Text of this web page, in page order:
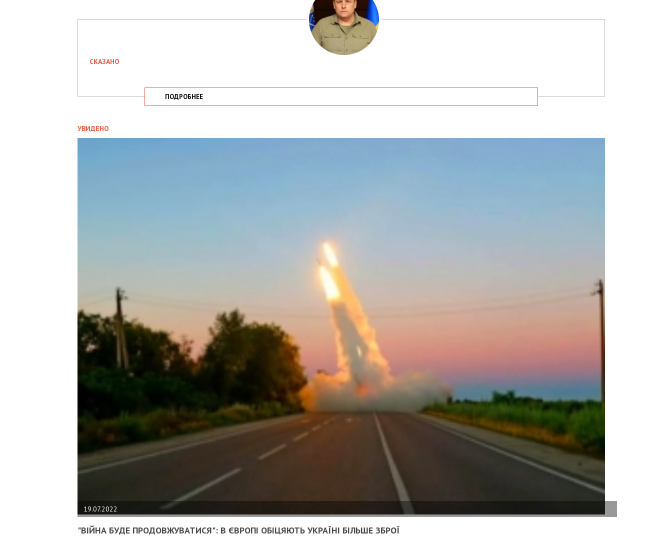
СКАЗАНО
ПОДРОБНЕЕ
УВИДЕНО
19.07.2022
"ВІЙНА БУДЕ ПРОДОВЖУВАТИСЯ": В ЄВРОПІ ОБІЦЯЮТЬ УКРАЇНІ БІЛЬШЕ ЗБРОЇ